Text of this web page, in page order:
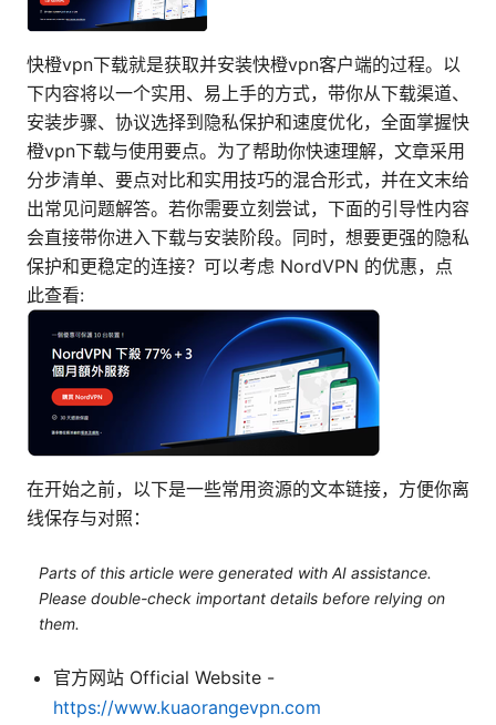
快橙vpn下载就是获取并安装快橙vpn客户端的过程。以
下内容将以一个实用、易上手的方式，带你从下载渠道、
安装步骤、协议选择到隐私保护和速度优化，全面掌握快
橙vpn下载与使用要点。为了帮助你快速理解，文章采用
分步清单、要点对比和实用技巧的混合形式，并在文末给
出常见问题解答。若你需要立刻尝试，下面的引导性内容
会直接带你进入下载与安装阶段。同时，想要更强的隐私
保护和更稳定的连接？可以考虑 NordVPN 的优惠，点
此查看:
在开始之前，以下是一些常用资源的文本链接，方便你离
线保存与对照：
Parts of this article were generated with AI assistance.
Please double-check important details before relying on
them.
官方网站 Official Website -
https://www.kuaorangevpn.com